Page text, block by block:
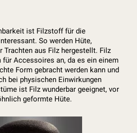
ist Filzstoff für die
So werden Hüte,
Trachten aus Filz hergestellt. Filz
Accessoires an, da es ein einem
Form gebracht werden kann und
bei physischen Einwirkungen
ist Filz wunderbar geeignet, vor
geformte Hüte.